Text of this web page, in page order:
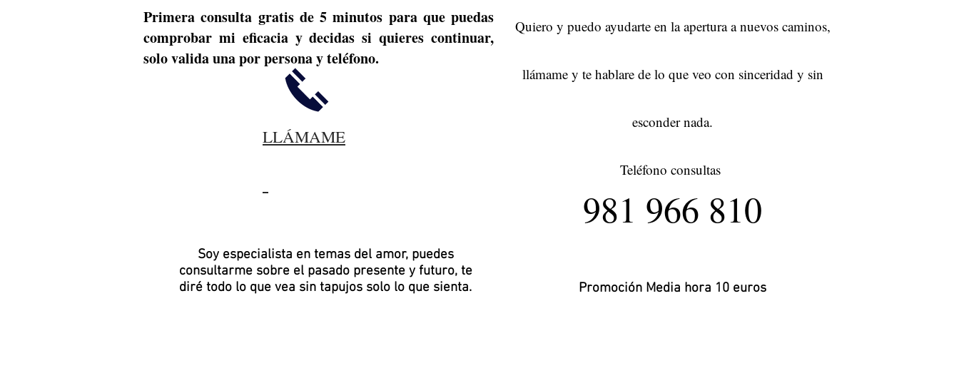
Primera consulta gratis de 5 minutos para que puedas
comprobar mi eficacia y decidas si quieres continuar,
solo valida una por persona y teléfono.
LLÁMAME
Soy especialista en temas del amor, puedes
consultarme sobre el pasado presente y futuro, te
diré todo lo que vea sin tapujos solo lo que sienta.
Quiero y puedo ayudarte en la apertura a nuevos caminos,
llámame y te hablare de lo que veo con sinceridad y sin
esconder nada.
Teléfono consultas
981 966 810
Promoción Media hora 10 euros